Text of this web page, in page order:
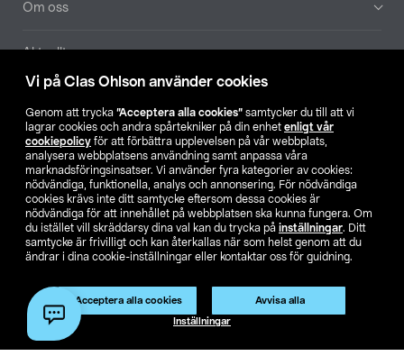
Vi på Clas Ohlson använder cookies
Genom att trycka ”Acceptera alla cookies” samtycker du till att vi
lagrar cookies och andra spårtekniker på din enhet enligt vår
cookiepolicy för att förbättra upplevelsen på vår webbplats,
analysera webbplatsens användning samt anpassa våra
marknadsföringsinsatser. Vi använder fyra kategorier av cookies:
nödvändiga, funktionella, analys och annonsering. För nödvändiga
cookies krävs inte ditt samtycke eftersom dessa cookies är
nödvändiga för att innehållet på webbplatsen ska kunna fungera. Om
du istället vill skräddarsy dina val kan du trycka på inställningar. Ditt
samtycke är frivilligt och kan återkallas när som helst genom att du
ändrar i dina cookie-inställningar eller kontaktar oss för guidning.
Acceptera alla cookies Avvisa alla
Inställningar
Om oss
Aktuellt
Hitta butik
SE NO FI
Köpvillkor Privacy statement Klubbvillkor
För företag
Ändra till priser exklusive moms